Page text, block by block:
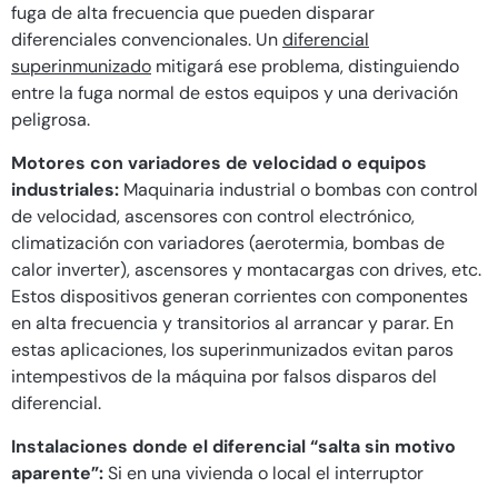
fuga de alta frecuencia que pueden disparar
diferenciales convencionales. Undiferencial
superinmunizado mitigará ese problema, distinguiendo
entre la fuga normal de estos equipos y una derivación
peligrosa.
Motores con variadores de velocidad o equipos
industriales: Maquinaria industrial o bombas con control
de velocidad, ascensores con control electrónico,
climatización con variadores (aerotermia, bombas de
calor inverter), ascensores y montacargas con drives, etc.
Estos dispositivos generan corrientes con componentes
en alta frecuencia y transitorios al arrancar y parar. En
estas aplicaciones, los superinmunizados evitan paros
intempestivos de la máquina por falsos disparos del
diferencial.
Instalaciones donde el diferencial “salta sin motivo
aparente”:Si en una vivienda o local el interruptor